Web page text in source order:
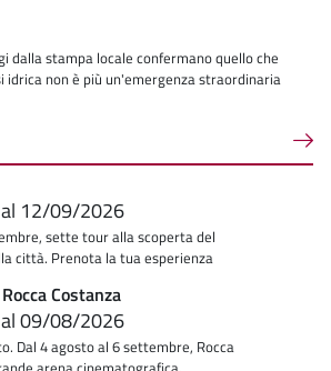
dalla stampa locale confermano quello che
idrica non è più un'emergenza straordinaria
al 12/09/2026
sette tour alla scoperta del
città. Prenota la tua esperienza
Costanza
al09/08/2026
Dal 4 agosto al 6 settembre, Rocca